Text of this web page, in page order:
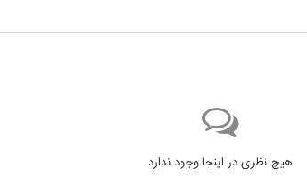
هیچ نظری در اینجا وجود ندارد